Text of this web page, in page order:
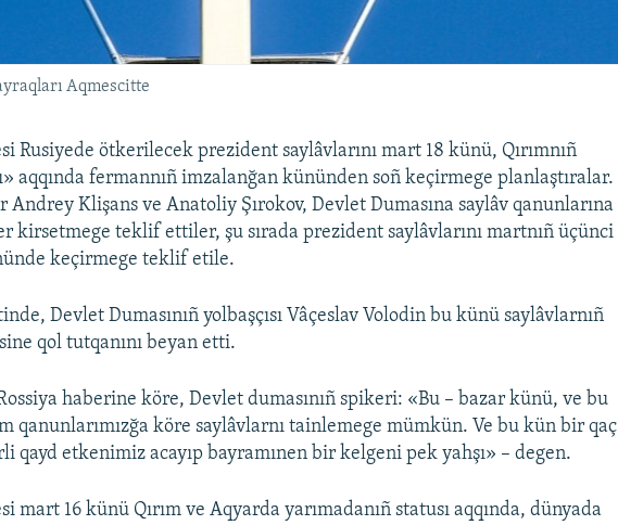
Aqmescitte
Rusiyede ötkerilecek prezident saylâvlarını mart 18 künü, Qırımnıñ
aqqında fermannıñ imzalanğan kününden soñ keçirmege planlaştıralar.
Andrey Klişans ve Anatoliy Şırokov, Devlet Dumasına saylâv qanunlarına
kirsetmege teklif ettiler, şu sırada prezident saylâvlarını martnıñ üçünci
keçirmege teklif etile.
Devlet Dumasınıñ yolbaşçısı Vâçeslav Volodin bu künü saylâvlarnıñ
qol tutqanını beyan etti.
haberine köre, Devlet dumasınıñ spikeri: «Bu – bazar künü, ve bu
qanunlarımızğa köre saylâvlarnı tainlemege mümkün. Ve bu kün bir qaç
qayd etkenimiz acayıp bayramınen bir kelgeni pek yahşı» – degen.
mart 16 künü Qırım ve Aqyarda yarımadanıñ statusı aqqında, dünyada